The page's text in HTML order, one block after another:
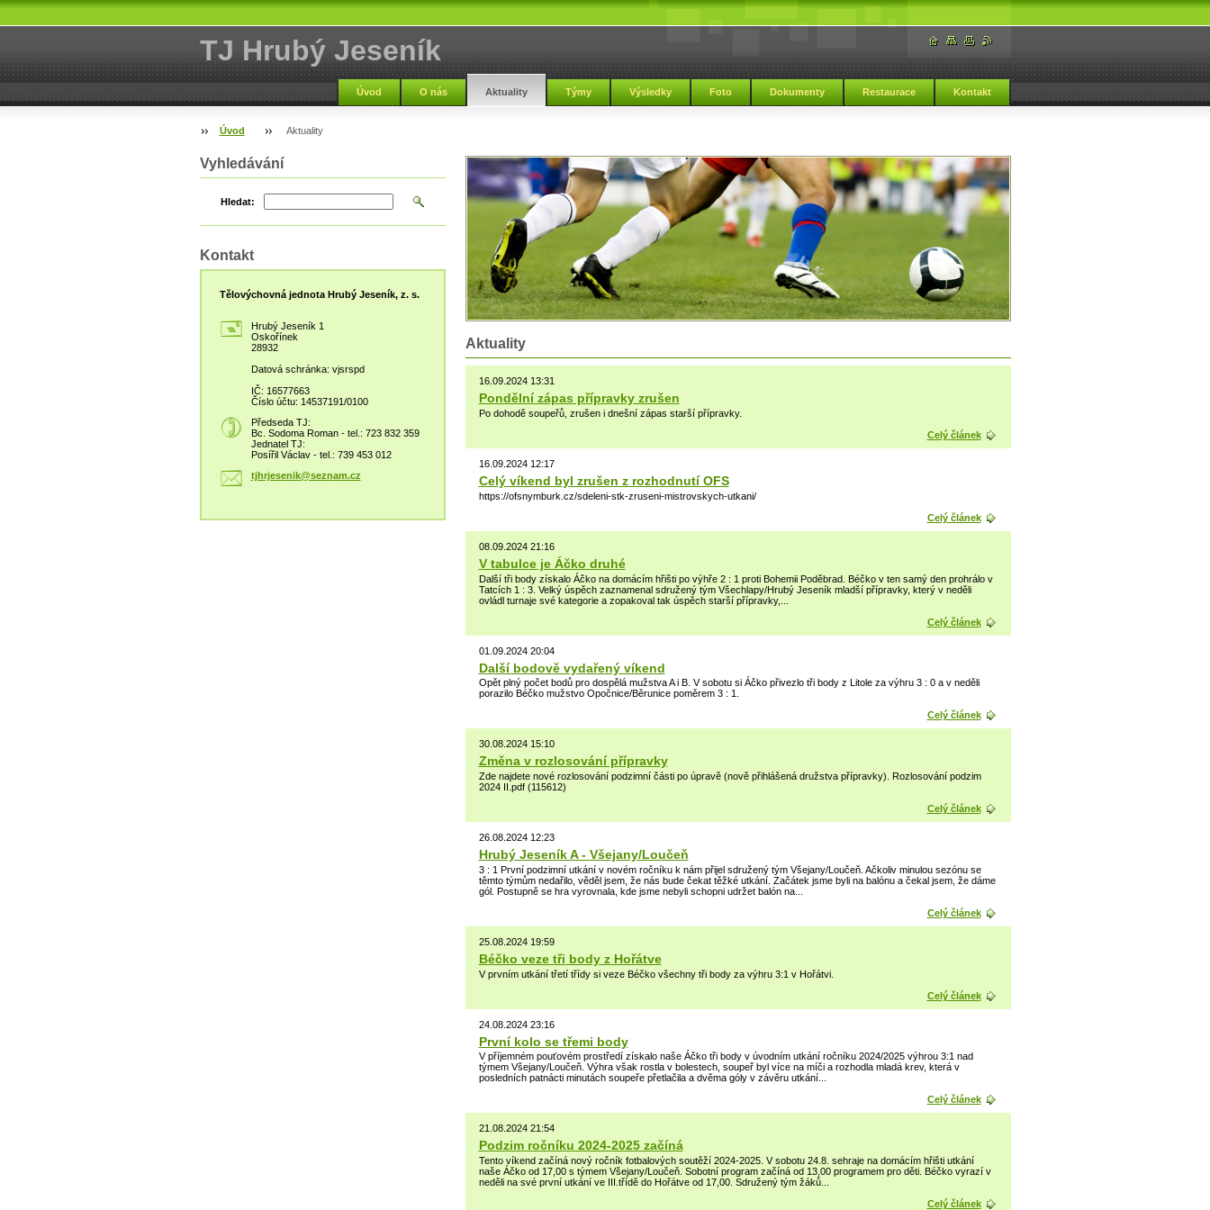
TJ Hrubý Jeseník
Úvod O nás Aktuality Týmy Výsledky Foto Dokumenty Restaurace Kontakt
Úvod Aktuality
Aktuality
16.09.2024 13:31
Pondělní zápas přípravky zrušen
Po dohodě soupeřů, zrušen i dnešní zápas starší přípravky.
Celý článek
16.09.2024 12:17
Celý víkend byl zrušen z rozhodnutí OFS
https://ofsnymburk.cz/sdeleni-stk-zruseni-mistrovskych-utkani/
Celý článek
08.09.2024 21:16
V tabulce je Áčko druhé
Další tři body získalo Áčko na domácím hřišti po výhře 2 : 1 proti Bohemii Poděbrad. Béčko v ten samý den prohrálo v
Tatcích 1 : 3. Velký úspěch zaznamenal sdružený tým Všechlapy/Hrubý Jeseník mladší přípravky, který v neděli
ovládl turnaje své kategorie a zopakoval tak úspěch starší přípravky,...
Celý článek
01.09.2024 20:04
Další bodově vydařený víkend
Opět plný počet bodů pro dospělá mužstva A i B. V sobotu si Áčko přivezlo tři body z Litole za výhru 3 : 0 a v neděli
porazilo Béčko mužstvo Opočnice/Běrunice poměrem 3 : 1.
Celý článek
30.08.2024 15:10
Změna v rozlosování přípravky
Zde najdete nové rozlosování podzimní části po úpravě (nově přihlášená družstva přípravky). Rozlosování podzim
2024 II.pdf (115612)
Celý článek
26.08.2024 12:23
Hrubý Jeseník A - Všejany/Loučeň
3 : 1 První podzimní utkání v novém ročníku k nám přijel sdružený tým Všejany/Loučeň. Ačkoliv minulou sezónu se
těmto týmům nedařilo, věděl jsem, že nás bude čekat těžké utkání. Začátek jsme byli na balónu a čekal jsem, že dáme
gól. Postupně se hra vyrovnala, kde jsme nebyli schopni udržet balón na...
Celý článek
25.08.2024 19:59
Béčko veze tři body z Hořátve
V prvním utkání třetí třídy si veze Béčko všechny tři body za výhru 3:1 v Hořátvi.
Celý článek
24.08.2024 23:16
První kolo se třemi body
V příjemném pouťovém prostředí získalo naše Áčko tři body v úvodním utkání ročníku 2024/2025 výhrou 3:1 nad
týmem Všejany/Loučeň. Výhra však rostla v bolestech, soupeř byl více na míči a rozhodla mladá krev, která v
posledních patnácti minutách soupeře přetlačila a dvěma góly v závěru utkání...
Celý článek
21.08.2024 21:54
Podzim ročníku 2024-2025 začíná
Tento víkend začíná nový ročník fotbalových soutěží 2024-2025. V sobotu 24.8. sehraje na domácím hřišti utkání
naše Áčko od 17,00 s týmem Všejany/Loučeň. Sobotní program začíná od 13,00 programem pro děti. Béčko vyrazí v
neděli na své první utkání ve III.třídě do Hořátve od 17,00. Sdružený tým žáků...
Celý článek
Vyhledávání
Hledat:
Kontakt
Tělovýchovná jednota Hrubý Jeseník, z. s.
Hrubý Jeseník 1
Oskořínek
28932
Datová schránka: vjsrspd
IČ: 16577663
Číslo účtu: 14537191/0100
Předseda TJ:
Bc. Sodoma Roman - tel.: 723 832 359
Jednatel TJ:
Posířil Václav - tel.: 739 453 012
tjhrjesenik@seznam.cz